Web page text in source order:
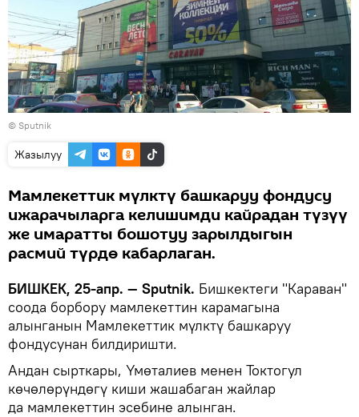
© Sputnik
Жазылуу
Мамлекеттик мүлктү башкаруу фондусу
ижарачыларга келишимди кайрадан түзүү
же имаратты бошотуу зарылдыгын
расмий түрдө кабарлаган.
БИШКЕК, 25-апр. — Sputnik. Бишкектеги "Караван"
соода борбору мамлекеттин карамагына
алынганын Мамлекеттик мүлктү башкаруу
фондусунан билдиришти.
Андан сырткары, Үмөталиев менен Токтогул
көчөлөрүндөгү киши жашабаган жайлар
да мамлекеттин эсебине алынган.